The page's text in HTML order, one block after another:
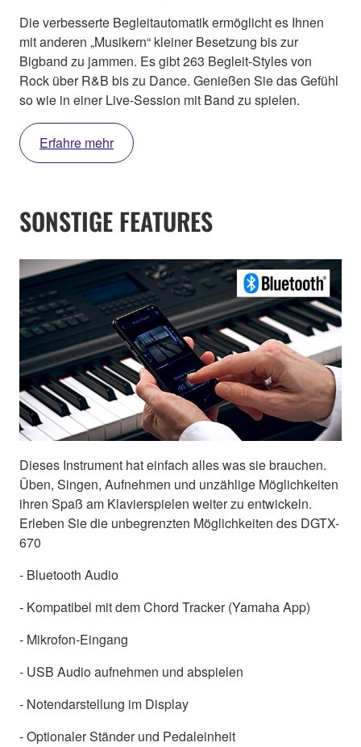
Die verbesserte Begleitautomatik ermöglicht es Ihnen
mit anderen „Musikern“ kleiner Besetzung bis zur
Bigband zu jammen. Es gibt 263 Begleit-Styles von
Rock über R&B bis zu Dance. Genießen Sie das Gefühl
so wie in einer Live-Session mit Band zu spielen.
Erfahre mehr
SONSTIGE FEATURES
Dieses Instrument hat einfach alles was sie brauchen.
Üben, Singen, Aufnehmen und unzählige Möglichkeiten
ihren Spaß am Klavierspielen weiter zu entwickeln.
Erleben Sie die unbegrenzten Möglichkeiten des DGTX-
670
- Bluetooth Audio
- Kompatibel mit dem Chord Tracker (Yamaha App)
- Mikrofon-Eingang
- USB Audio aufnehmen und abspielen
- Notendarstellung im Display
- Optionaler Ständer und Pedaleinheit